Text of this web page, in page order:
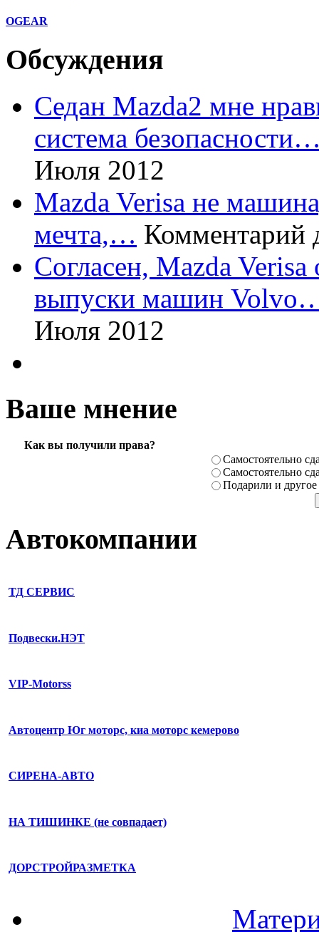
OGEAR
Обсуждения
Седан Mazda2 мне
система
Июля 2012
Mazda Verisa не
мечта,… Комментарий
Согласен, Mazda
выпуски машин
Июля 2012
Ваше мнение
Как вы получили права?
Самостоя­тельно
Самостоя­тельно
Подарили­ и другое
Автокомпании
ТД СЕРВИС
Подвески.НЭТ
VIP-Motorss
Автоцентр Юг моторс, киа моторс кемерово
СИРЕНА-АВТО
НА ТИШИНКЕ (не совпадает)
ДОРСТРОЙРАЗМЕТКА